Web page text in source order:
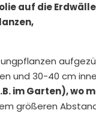
auf die Erdwälle
und 30-40 cm
im Garten), wo
größeren